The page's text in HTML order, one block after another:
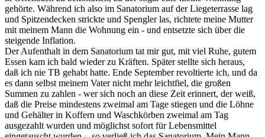
gehörte. Während ich also im Sanatorium auf der Liegeterrasse lag
und Spitzendecken strickte und Spengler las, richtete meine Mutter
mit meinem Mann die Wohnung ein - und entsetzte sich über die
steigende Inflation.
Der Aufenthalt in dem Sanatorium tat mir gut, mit viel Ruhe, gutem
Essen kam ich bald wieder zu Kräften. Später stellte sich heraus,
daß ich nie TB gehabt hatte. Ende September revoltierte ich, und da
es dann selbst meinem Vater nicht mehr leichtfiel, die großen
Summen zu zahlen - wer sich noch an diese Zeit erinnert, der weiß,
daß die Preise mindestens zweimal am Tage stiegen und die Löhne
und Gehälter in Koffern und Waschkörben zweimal am Tag
ausgezahlt wurden und möglichst sofort für Lebensmittel